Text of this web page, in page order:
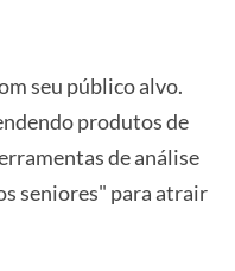
seu público alvo.
produtos de
de análise
seniores" para atrair